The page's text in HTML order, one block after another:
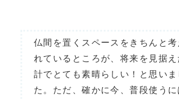
仏間を置くスペースをきちんと考
れているところが、将来を見据え
計でとても素晴らしい！と思いま
た。ただ、確かに今、普段使うに